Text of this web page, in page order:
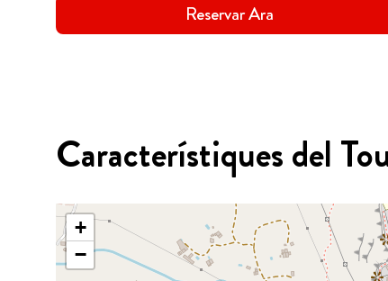
Reservar Ara
Característiques del
+
−